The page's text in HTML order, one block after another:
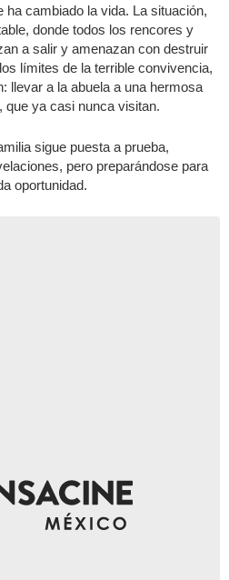
ha cambiado la vida. La situación,
donde todos los rencores y
a salir y amenazan con destruir
límites de la terrible convivencia,
llevar a la abuela a una hermosa
que ya casi nunca visitan.
sigue puesta a prueba,
pero preparándose para
oportunidad.